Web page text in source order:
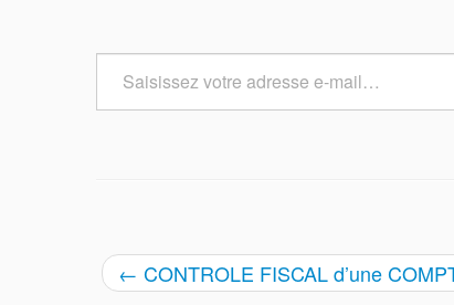
votre
adresse
← CONTROLE FISCAL d’une